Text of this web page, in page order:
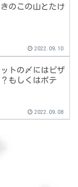
のこの山とたけ
2022.09.10
トの〆にはピザ
もしくはポテ
2022.09.08